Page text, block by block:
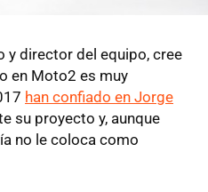
y director del equipo, cree
en Moto2 es muy
han confiado en Jorge
su proyecto y, aunque
no le coloca como